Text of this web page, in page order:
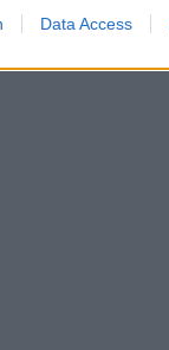
Data Access